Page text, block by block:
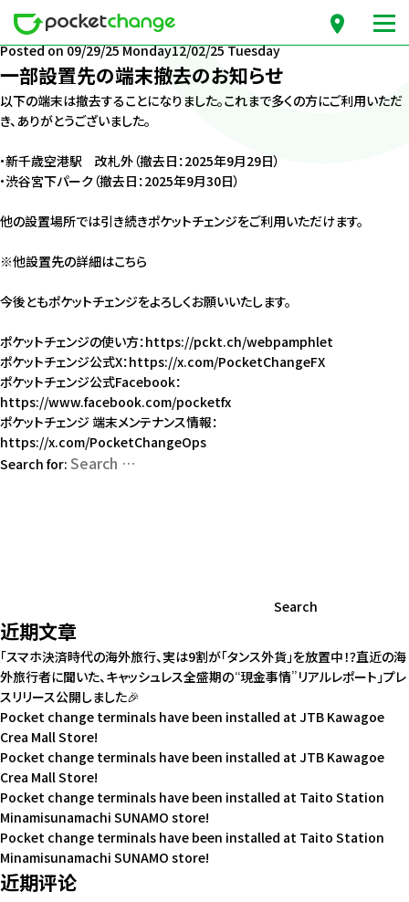
月份：2025年9月
Posted on09/29/25 Monday12/02/25 Tuesday
一部設置先の端末撤去のお知らせ
以下の端末は撤去することになりました。これまで多くの方にご利用いただ
き、ありがとうございました。
・新千歳空港駅 改札外（撤去日：2025年9月29日）
・渋谷宮下パーク（撤去日：2025年9月30日）
他の設置場所では引き続きポケットチェンジをご利用いただけます。
※他設置先の詳細はこちら
今後ともポケットチェンジをよろしくお願いいたします。
ポケットチェンジの使い方：https://pckt.ch/webpamphlet
ポケットチェンジ公式X：https://x.com/PocketChangeFX
ポケットチェンジ公式Facebook：
https://www.facebook.com/pocketfx
ポケットチェンジ 端末メンテナンス情報：
https://x.com/PocketChangeOps
Search for:
Search
近期文章
「スマホ決済時代の海外旅行、実は9割が「タンス外貨」を放置中！？直近の海
外旅行者に聞いた、キャッシュレス全盛期の“現金事情”リアルレポート」プレ
スリリース公開しました🎉
Pocket change terminals have been installed at JTB Kawagoe
Crea Mall Store!
Pocket change terminals have been installed at JTB Kawagoe
Crea Mall Store!
Pocket change terminals have been installed at Taito Station
Minamisunamachi SUNAMO store!
Pocket change terminals have been installed at Taito Station
Minamisunamachi SUNAMO store!
近期评论